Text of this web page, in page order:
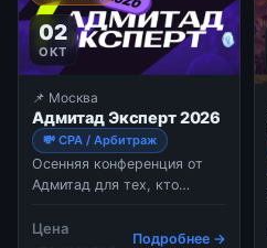
02
ОКТ
📌 Москва
Адмитад Эксперт 2026
💸 CPA / Арбитраж
Осенняя конференция от
Адмитад для тех, кто
партнерский маркетинг, e-
Цена
Подробнее →